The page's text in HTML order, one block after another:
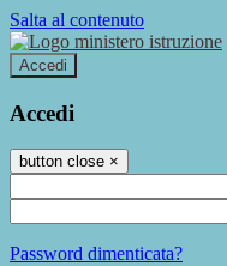
Salta al contenuto
Accedi
Accedi
button close ×
Password dimenticata?